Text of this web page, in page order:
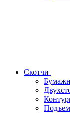
Скотчи